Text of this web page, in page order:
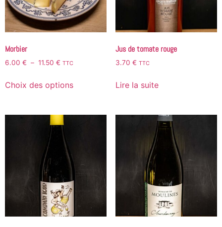
Morbier
6.00 € – 11.50 € TTC
Choix des options
Jus de tomate rouge
3.70 € TTC
Lire la suite